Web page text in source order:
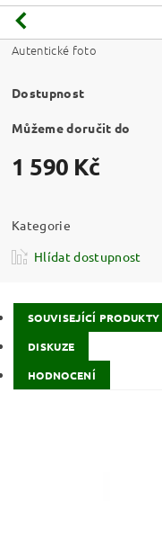
Autentické foto
Dostupnost
Můžeme doručit do
1 590 Kč
Kategorie
Hlídat dostupnost
SOUVISEJÍCÍ PRODUKTY
DISKUZE
HODNOCENÍ